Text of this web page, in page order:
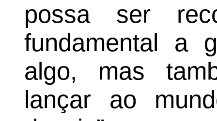
possa ser
fundamental a
algo, mas
lançar ao